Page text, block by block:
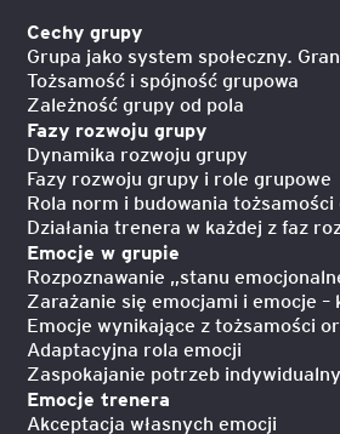
Cechy grupy
Grupa jako system społeczny.
Tożsamość i spójność grupowa
Zależność grupy od pola
Fazy rozwoju grupy
Dynamika rozwoju grupy
Fazy rozwoju grupy i role grupowe
Rola norm i budowania
Działania trenera w każdej z faz
Emocje w grupie
Rozpoznawanie „stanu
Zarażanie się emocjami i emocje –
Emocje wynikające z tożsamości
Adaptacyjna rola emocji
Zaspokajanie potrzeb
Emocje trenera
Akceptacja własnych emocji